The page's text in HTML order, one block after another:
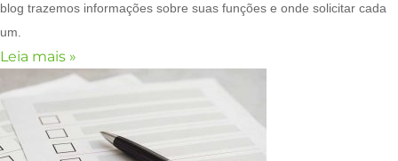
blog trazemos informações sobre suas funções e onde solicitar cada
um.
Leia mais »